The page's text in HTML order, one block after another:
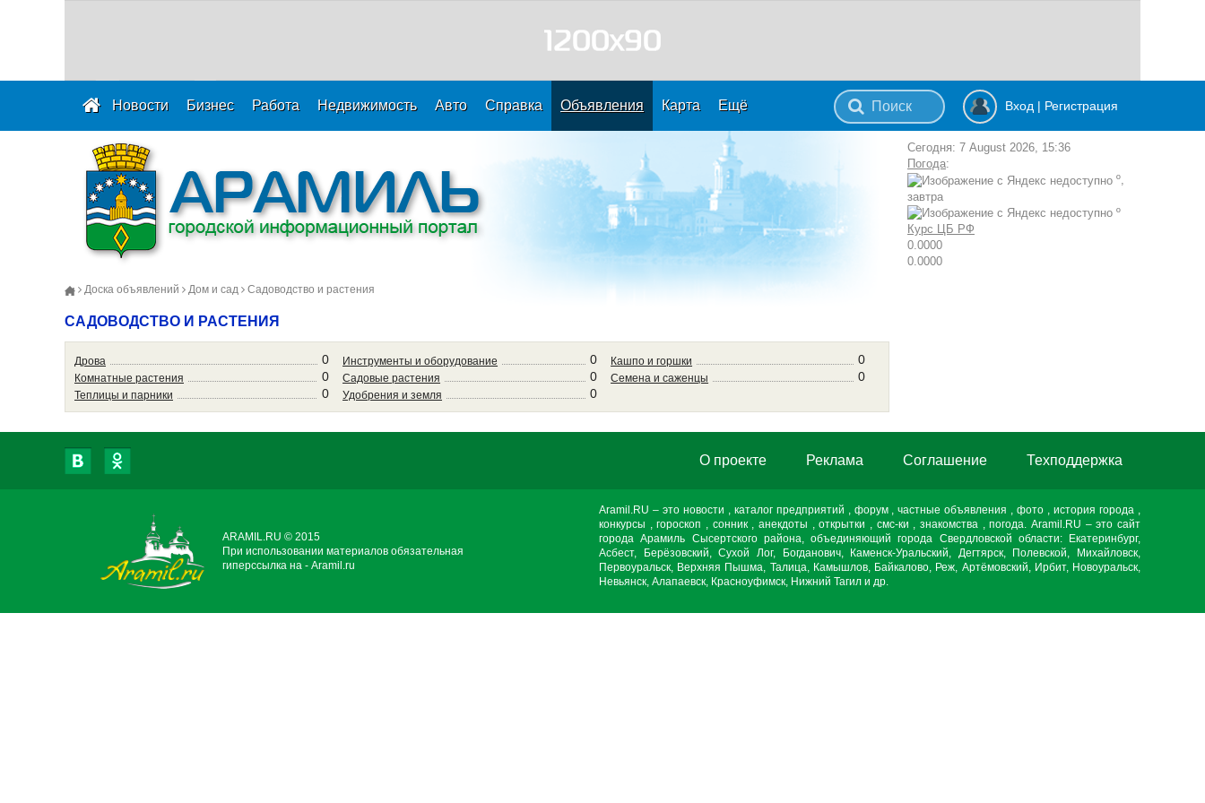
Новости Бизнес Работа Недвижимость Авто Справка Объявления Карта Ещё Вход | Регистрация
Сегодня: 7 August 2026, 15:36
Погода:
º,
завтра
º
Курс ЦБ РФ
0.0000
0.0000
Доска объявлений Дом и сад Садоводство и растения
САДОВОДСТВО И РАСТЕНИЯ
0
Дрова 0
Инструменты и оборудование 0
Кашпо и горшки
0
Комнатные растения 0
Садовые растения 0
Семена и саженцы
0
Теплицы и парники 0
Удобрения и земля
О проекте Реклама Cоглашение Техподдержка
ARAMIL.RU © 2015
При использовании материалов обязательная
гиперссылка на - Aramil.ru
Aramil.RU – это новости , каталог предприятий , форум , частные объявления , фото , история города ,
конкурсы , гороскоп , сонник , анекдоты , открытки , смс-ки , знакомства , погода. Aramil.RU – это сайт
города Арамиль Сысертского района, объединяющий города Свердловской области: Екатеринбург,
Асбест, Берёзовский, Сухой Лог, Богданович, Каменск-Уральский, Дегтярск, Полевской, Михайловск,
Первоуральск, Верхняя Пышма, Талица, Камышлов, Байкалово, Реж, Артёмовский, Ирбит, Новоуральск,
Невьянск, Алапаевск, Красноуфимск, Нижний Тагил и др.